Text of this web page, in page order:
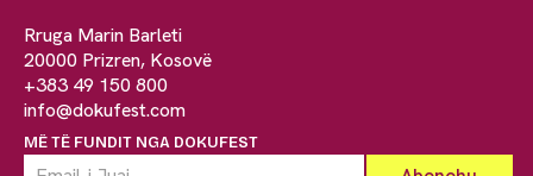
Rruga Marin Barleti
20000 Prizren, Kosovë
+383 49 150 800
info@dokufest.com
MË TË FUNDIT NGA DOKUFEST